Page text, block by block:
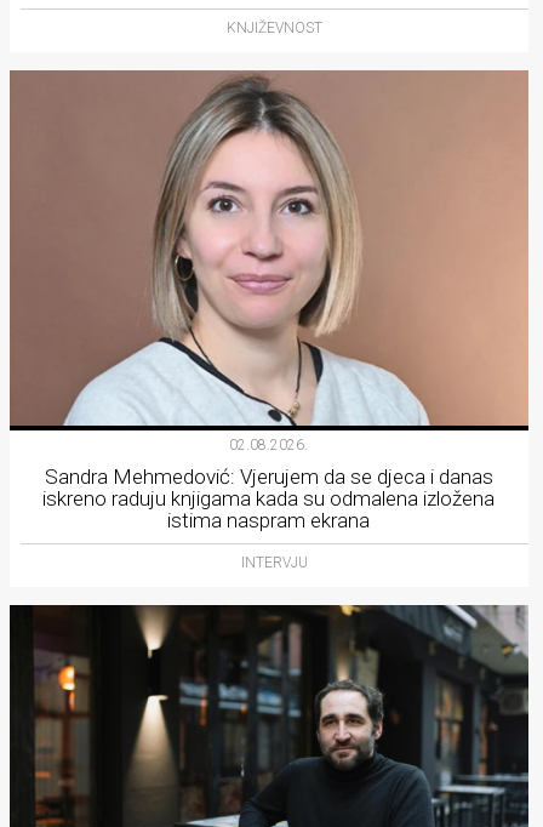
KNJIŽEVNOST
02.08.2026.
Sandra Mehmedović: Vjerujem da se djeca i danas
iskreno raduju knjigama kada su odmalena izložena
istima naspram ekrana
INTERVJU